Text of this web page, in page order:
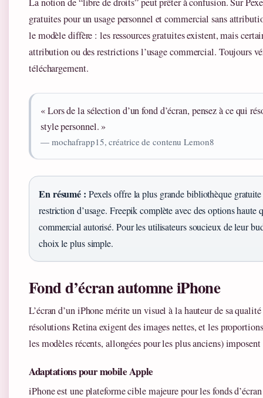
gratuites pour un usage personnel et commercial sans
le modèle diffère : les ressources gratuites existent, mais
attribution ou des restrictions l’usage commercial. Toujours
téléchargement.
« Lors de la sélection d’un fond d’écran, pensez à ce qui
style personnel. »
— mochafrapp15, créatrice de contenu Lemon8
En résumé : Pexels offre la plus grande bibliothèque
restriction d’usage. Freepik complète avec des options haute
commercial autorisé. Pour les utilisateurs soucieux de leur
choix le plus simple.
Fond d’écran automne iPhone
L’écran d’un iPhone mérite un visuel à la hauteur de sa
résolutions Retina exigent des images nettes, et les
les modèles récents, allongées pour les plus anciens)
Adaptations pour mobile Apple
iPhone est une plateforme cible majeure pour les fonds